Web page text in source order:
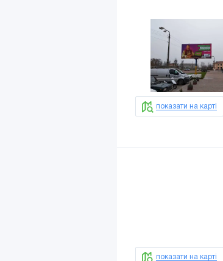
показати на карті
показати на карті